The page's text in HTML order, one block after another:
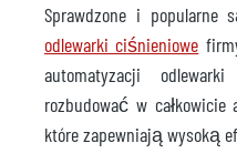
Sprawdzone i popularne
odlewarki ciśnieniowe
automatyzacji
rozbudować w
które zapewniają wysoką